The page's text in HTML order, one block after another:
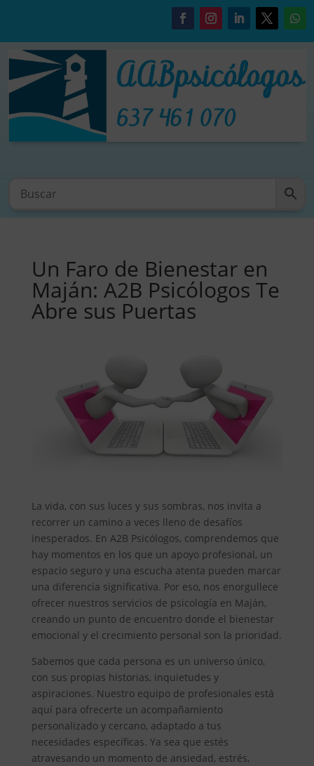
Un Faro de Bienestar en
Maján: A2B Psicólogos Te
Abre sus Puertas
La vida, con sus luces y sus sombras, nos invita a
recorrer un camino a veces lleno de desafíos
inesperados. En A2B Psicólogos, comprendemos que
hay momentos en los que un apoyo profesional, un
espacio seguro y una escucha atenta pueden marcar
una diferencia significativa. Por eso, nos enorgullece
ofrecer nuestros servicios de psicología en Maján,
creando un punto de encuentro donde el bienestar
emocional y el crecimiento personal son la prioridad.
Sabemos que cada persona es un universo único,
con sus propias historias, inquietudes y
aspiraciones. Nuestro equipo de profesionales está
aquí para ofrecerte un acompañamiento
personalizado y cercano, adaptado a tus
necesidades específicas. Ya sea que estés
atravesando un momento de ansiedad, estrés,